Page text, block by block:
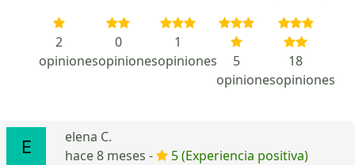
2
opiniones
0
opiniones
1
opiniones
5
opiniones
18
opiniones
elena C.
hace 8 meses -
5 (Experiencia positiva)